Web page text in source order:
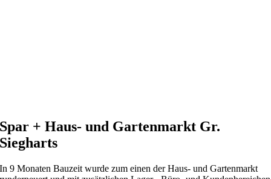
Spar + Haus- und Gartenmarkt Gr.
Siegharts
In 9 Monaten Bauzeit wurde zum einen der Haus- und Gartenmarkt